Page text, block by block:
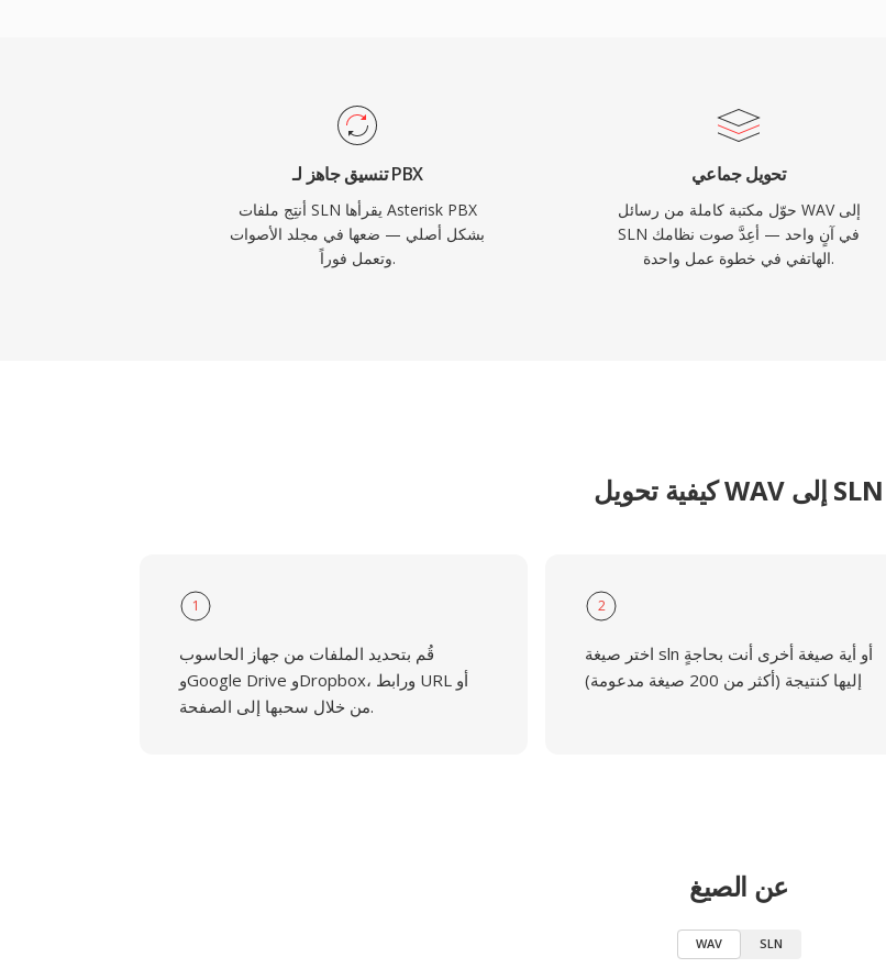
تنسيق جاهز لـ PBX
أنتِج ملفات SLN يقرأها Asterisk PBX
بشكل أصلي — ضعها في مجلد الأصوات
وتعمل فوراً.
تحويل جماعي
حوّل مكتبة كاملة من رسائل WAV إلى
SLN في آنٍ واحد — أعِدَّ صوت نظامك
الهاتفي في خطوة عمل واحدة.
كيفية تحويل WAV إلى SLN
1
قُم بتحديد الملفات من جهاز الحاسوب
وGoogle Drive وDropbox، ورابط URL أو
من خلال سحبها إلى الصفحة.
2
اختر صيغة sln أو أية صيغة أخرى أنت بحاجةٍ
إليها كنتيجة (أكثر من 200 صيغة مدعومة)
عن الصيغ
WAV SLN